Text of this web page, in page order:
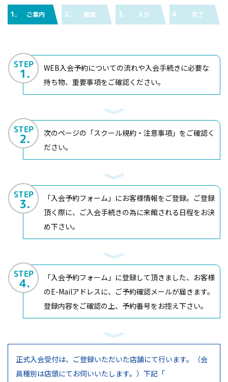
1. ご案内 2. 確認 3. 入力 4. 完了
STEP
1.
WEB入会予約についての流れや入会手続きに必要な
持ち物、重要事項をご確認ください。
STEP
2.
次のページの「スクール規約・注意事項」をご確認く
ださい。
STEP
3.
「入会予約フォーム」にお客様情報をご登録。ご登録
頂く際に、ご入会手続きの為に来館される日程をお決
め下さい。
STEP
4.
「入会予約フォーム」に登録して頂きました、お客様
のE-Mailアドレスに、ご予約確認メールが届きます。
登録内容をご確認の上、予約番号をお控え下さい。
正式入会受付は、ご登録いただいた店舗にて行います。（会
員種別は店頭にてお伺いいたします。） 下記「